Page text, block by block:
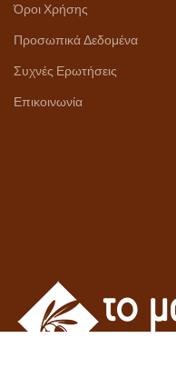
Όροι Χρήσης
Προσωπικά Δεδομένα
Συχνές Ερωτήσεις
Επικοινωνία